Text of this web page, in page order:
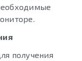
получения